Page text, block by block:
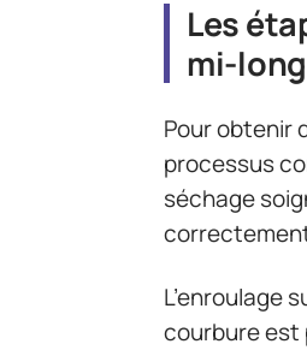
Les
mi-
Pour obtenir
processus
séchage
L’enroulage
courbure est